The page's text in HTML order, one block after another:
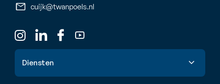
cuijk@twanpoels.nl
Diensten